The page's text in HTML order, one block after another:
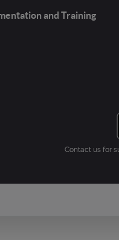
and Training
Contact us for